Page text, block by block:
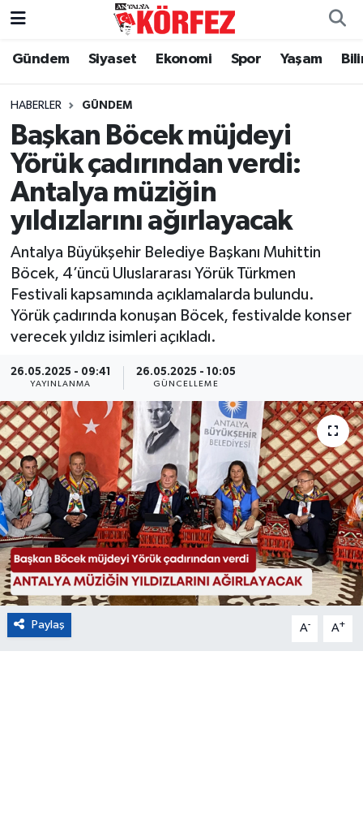
Gündem Siyaset Ekonomi Spor Yaşam
HABERLER GÜNDEM
Başkan Böcek müjdeyi
Yörük çadırından verdi:
Antalya müziğin
yıldızlarını ağırlayacak
Antalya Büyükşehir Belediye Başkanı Muhittin
Böcek, 4’üncü Uluslararası Yörük Türkmen
Festivali kapsamında açıklamalarda bulundu.
Yörük çadırında konuşan Böcek, festivalde konser
verecek yıldız isimleri açıkladı.
26.05.2025 - 09:41
YAYINLANMA
26.05.2025 - 10:05
GÜNCELLEME
Paylaş A- A+
Gündem
Siyaset
Yerel Yönetim
Ekonomi
Spor
Yaşam
Asayiş
Sağlık
Magazin
Turizm
Çevre
Kültür ve Sanat
Sivil Toplum
Nöbetçi Eczaneler
Hava Durumu
Trafik Durumu
Süper Lig Puan Durumu ve Fikstür
Tüm Manşetler
Son Dakika Haberleri
Haber Arşivi